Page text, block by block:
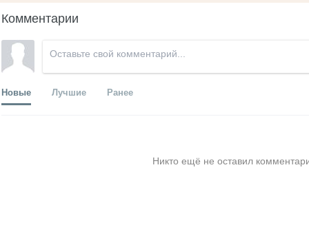
Комментарии
Новые Лучшие Ранее
Никто ещё не оставил